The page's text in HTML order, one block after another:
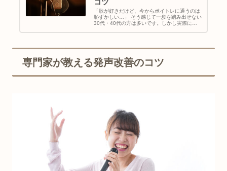
コツ
「歌が好きだけど、今からボイトレに通うのは
恥ずかしい…」 そう感じて一歩を踏み出せない
30代・40代の方は多いです。しかし実際に
専門家が教える発声改善のコツ